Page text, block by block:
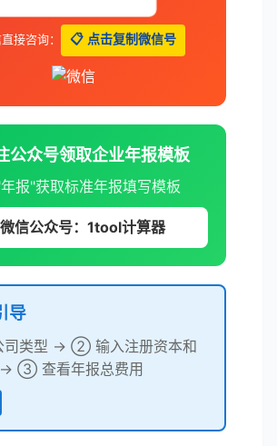
接咨询： 📋 点击复制微信号
公众号领取企业年报模板
报"获取标准年报填写模板
信公众号：1tool计算器
导
类型 → ② 输入注册资本和
→ ③ 查看年报总费用